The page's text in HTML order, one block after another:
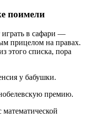
поимели
играть в сафари —
прицелом на правах.
этого списка, пора
у бабушки.
премию.